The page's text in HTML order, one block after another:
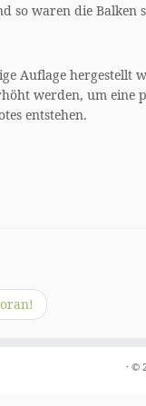
so waren die
Auflage hergestellt
werden, um eine
entstehen.
· ©